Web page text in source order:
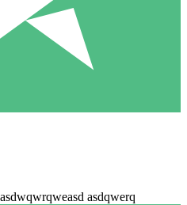
asdwqwrqweasd asdqwerq